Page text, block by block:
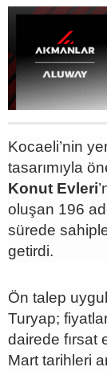
Kocaeli’nin
tasarımıyla
Konut Evleri
oluşan 196
sürede
getirdi.
Ön talep
Turyap;
dairede fırsat
Mart tarihleri